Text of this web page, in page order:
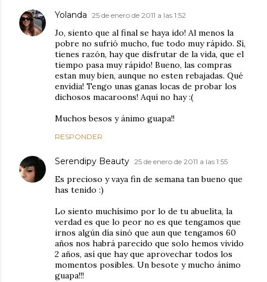
Yolanda 25 de enero de 2011 a las 1:52
Jo, siento que al final se haya ido! Al menos la
pobre no sufrió mucho, fue todo muy rápido. Sí,
tienes razón, hay que disfrutar de la vida, que el
tiempo pasa muy rápido! Bueno, las compras
estan muy bien, aunque no esten rebajadas. Qué
envidia! Tengo unas ganas locas de probar los
dichosos macaroons! Aquí no hay :(
Muchos besos y ánimo guapa!!
RESPONDER
Serendipy Beauty 25 de enero de 2011 a las 1:55
Es precioso y vaya fin de semana tan bueno que
has tenido :)
Lo siento muchísimo por lo de tu abuelita, la
verdad es que lo peor no es que tengamos que
irnos algún día sinó que aun que tengamos 60
años nos habrá parecido que solo hemos vivido
2 años, así que hay que aprovechar todos los
momentos posibles. Un besote y mucho ánimo
guapa!!!